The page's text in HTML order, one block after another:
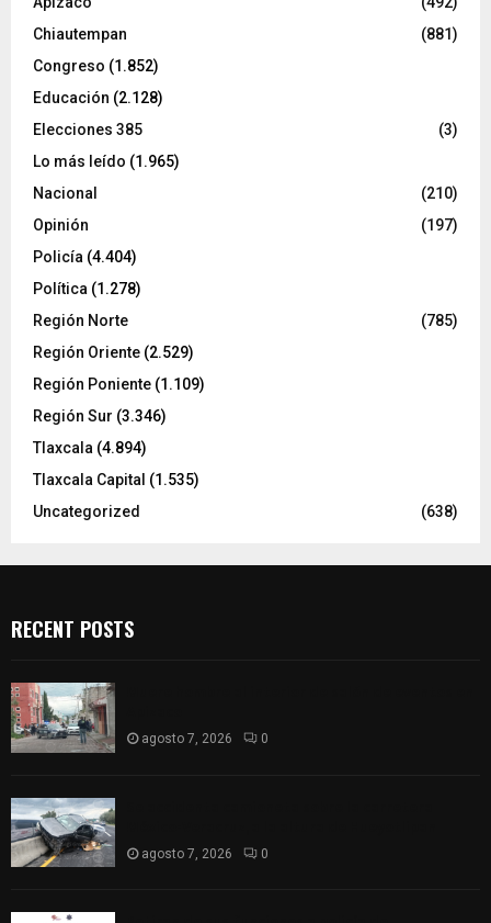
Chiautempan
(881)
Congreso (1.852)
Educación (2.128)
Elecciones 385
(3)
Lo más leído (1.965)
Nacional
(210)
Opinión
(197)
Policía (4.404)
Política (1.278)
Región Norte
(785)
Región Oriente (2.529)
Región Poniente (1.109)
Región Sur (3.346)
Tlaxcala (4.894)
Tlaxcala Capital (1.535)
Uncategorized
(638)
RECENT POSTS
agosto 7, 2026 0
agosto 7, 2026 0